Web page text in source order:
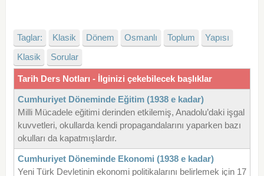
Taglar: Klasik Dönem Osmanlı Toplum
Yapısı
Klasik
Sorular
Tarih Ders Notları - İlginizi çekebilecek başlıklar
Cumhuriyet Döneminde Eğitim (1938 e kadar)
Milli Mücadele eğitimi derinden etkilemiş, Anadolu’daki işgal
kuvvetleri, okullarda kendi propagandalarını yaparken bazı
okulları da kapatmışlardır.
Cumhuriyet Döneminde Ekonomi (1938 e kadar)
Yeni Türk Devletinin ekonomi politikalarını belirlemek için 17